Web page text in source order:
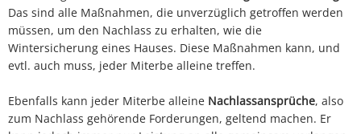
Das sind alle Maßnahmen, die unverzüglich getroffen werden
müssen, um den Nachlass zu erhalten, wie die
Wintersicherung eines Hauses. Diese Maßnahmen kann, und
evtl. auch muss, jeder Miterbe alleine treffen.
Ebenfalls kann jeder Miterbe alleine Nachlassansprüche, also
zum Nachlass gehörende Forderungen, geltend machen. Er